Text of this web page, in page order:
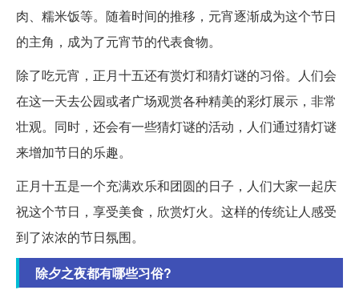
肉、糯米饭等。随着时间的推移，元宵逐渐成为这个节日
的主角，成为了元宵节的代表食物。
除了吃元宵，正月十五还有赏灯和猜灯谜的习俗。人们会
在这一天去公园或者广场观赏各种精美的彩灯展示，非常
壮观。同时，还会有一些猜灯谜的活动，人们通过猜灯谜
来增加节日的乐趣。
正月十五是一个充满欢乐和团圆的日子，人们大家一起庆
祝这个节日，享受美食，欣赏灯火。这样的传统让人感受
到了浓浓的节日氛围。
除夕之夜都有哪些习俗?